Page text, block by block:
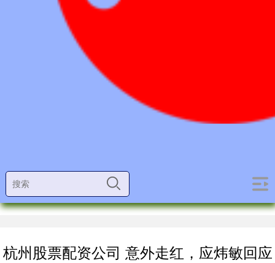
杭州股票配资公司 意外走红，应炜敏回应